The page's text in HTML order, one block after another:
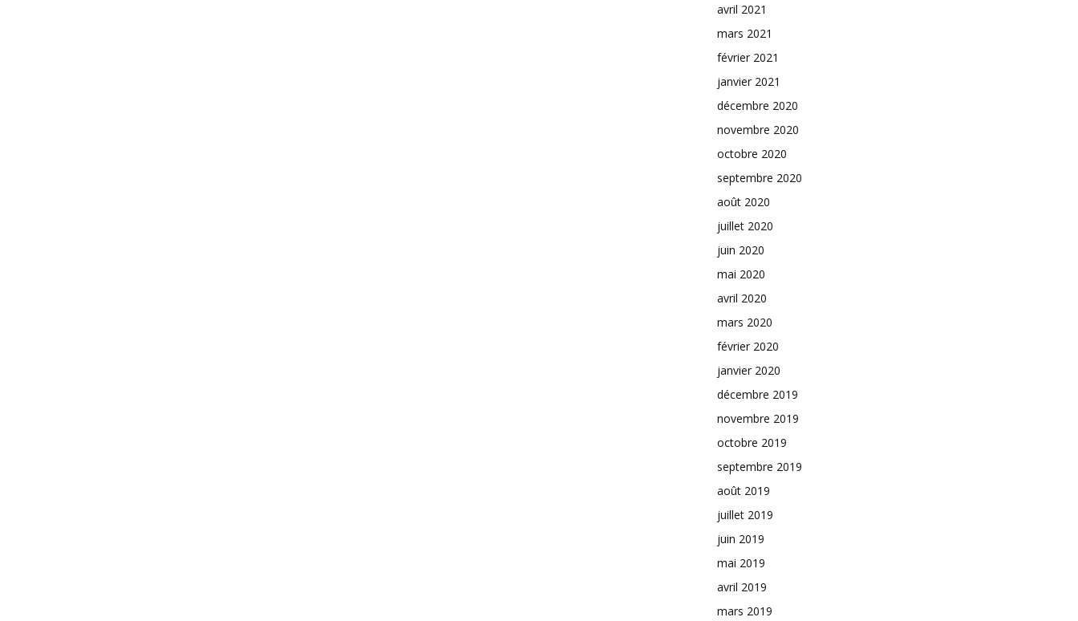
avril 2021
mars 2021
février 2021
janvier 2021
décembre 2020
novembre 2020
octobre 2020
septembre 2020
août 2020
juillet 2020
juin 2020
mai 2020
avril 2020
mars 2020
février 2020
janvier 2020
décembre 2019
novembre 2019
octobre 2019
septembre 2019
août 2019
juillet 2019
juin 2019
mai 2019
avril 2019
mars 2019